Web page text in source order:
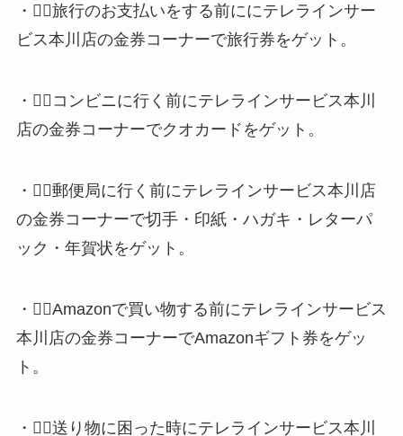
・💁‍♀️旅行のお支払いをする前ににテレラインサー
ビス本川店の金券コーナーで旅行券をゲット。
・💁‍♀️コンビニに行く前にテレラインサービス本川
店の金券コーナーでクオカードをゲット。
・💁‍♀️郵便局に行く前にテレラインサービス本川店
の金券コーナーで切手・印紙・ハガキ・レターパ
ック・年賀状をゲット。
・💁‍♀️Amazonで買い物する前にテレラインサービス
本川店の金券コーナーでAmazonギフト券をゲッ
ト。
・💁‍♀️送り物に困った時にテレラインサービス本川